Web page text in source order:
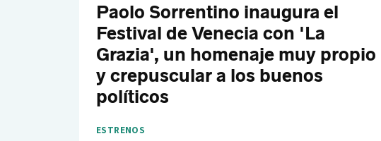
Paolo Sorrentino inaugura el
Festival de Venecia con 'La
Grazia', un homenaje muy propio
y crepuscular a los buenos
políticos
ESTRENOS